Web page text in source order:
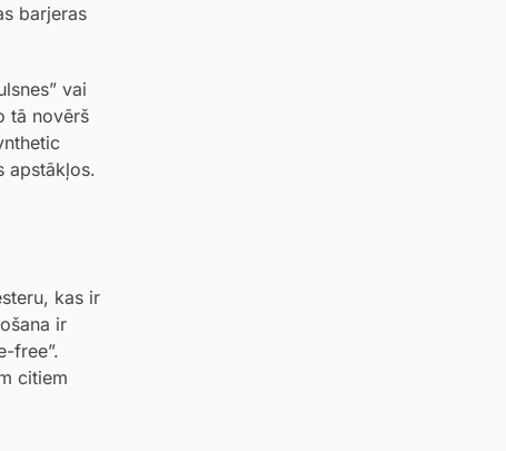
barjeras
vai
tā novērš
apstākļos.
kas ir
ir
free”.
citiem